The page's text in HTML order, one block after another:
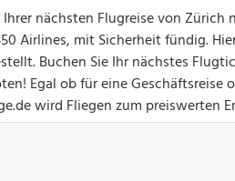
nächsten Flugreise von Zürich
Airlines, mit Sicherheit fündig.
Buchen Sie Ihr nächstes
Egal ob für eine
wird Fliegen zum preiswerten